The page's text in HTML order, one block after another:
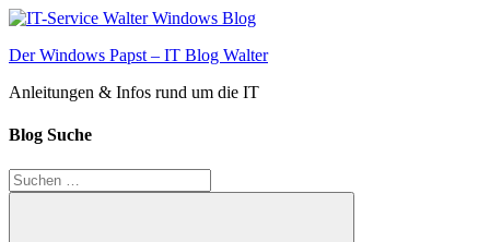
Zum
springen
Der Windows Papst – IT Blog Walter
Anleitungen & Infos rund um die IT
Blog Suche
Suchen
nach: